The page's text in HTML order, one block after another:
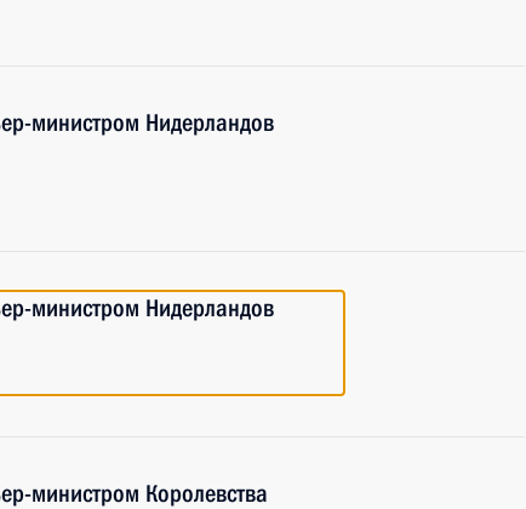
министром Нидерландов
министром Нидерландов
министром Королевства